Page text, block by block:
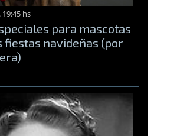
hs
para mascotas
fiestas navideñas (por